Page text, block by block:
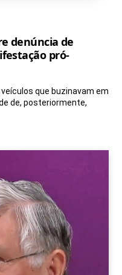
denúncia de
pró-
que buzinavam em
de, posteriormente,